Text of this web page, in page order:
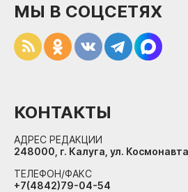
МЫ В СОЦСЕТЯХ
КОНТАКТЫ
АДРЕС РЕДАКЦИИ
248000, г. Калуга, ул.
ТЕЛЕФОН/ФАКС
+7(4842)79-04-54